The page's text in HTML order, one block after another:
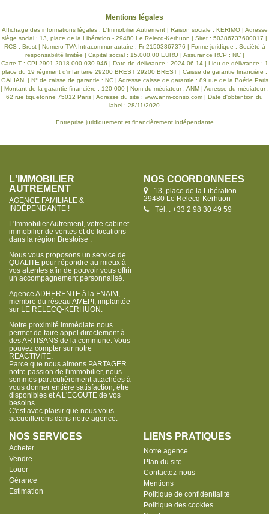
Mentions légales
Affichage des informations légales : L'Immobilier Autrement | Raison sociale : KERIMO | Adresse
siège social : 13, place de la Libération - 29480 Le Relecq-Kerhuon | Siret : 50386737600017 |
RCS : Brest | Numero TVA Intracommunautaire : Fr 21503867376 | Forme juridique : Société à
responsabilité limitée | Capital social : 15.000,00 EURO | Assurance RCP : NC |
Carte T : CPI 2901 2018 000 030 946 | Date de délivrance : 2024-06-14 | Lieu de délivrance : 1
place du 19 régiment d'infanterie 29200 BREST 29200 BREST | Caisse de garantie financière :
GALIAN. | N° de caisse de garantie : NC | Adresse caisse de garantie : 89 rue de la Boétie Paris
| Montant de la garantie financière : 120 000 | Nom du médiateur : ANM | Adresse du médiateur :
62 rue tiquetonne 75012 Paris | Adresse du site : www.anm-conso.com | Date d'obtention du
label : 28/11/2020
Entreprise juridiquement et financièrement indépendante
L'IMMOBILIER
AUTREMENT
AGENCE FAMILIALE &
INDÉPENDANTE !
L'Immobilier Autrement, votre cabinet
immobilier de ventes et de locations
dans la région Brestoise .
Nous vous proposons un service de
QUALITE pour répondre au mieux à
vos attentes afin de pouvoir vous offrir
un accompagnement personnalisé.
Agence ADHERENTE à la FNAIM,
membre du réseau AMEPI, implantée
sur LE RELECQ-KERHUON.
Notre proximité immédiate nous
permet de faire appel directement à
des ARTISANS de la commune. Vous
pouvez compter sur notre
REACTIVITE.
Parce que nous aimons PARTAGER
notre passion de l'immobilier, nous
sommes particulièrement attachées à
vous donner entière satisfaction, être
disponibles et A L'ECOUTE de vos
besoins.
C'est avec plaisir que nous vous
accueillerons dans notre agence.
NOS COORDONNÉES
13, place de la Libération
29480 Le Relecq-Kerhuon
Tél. : +33 2 98 30 49 59
NOS SERVICES
Acheter
Vendre
Louer
Gérance
Estimation
LIENS PRATIQUES
Notre agence
Plan du site
Contactez-nous
Mentions
Politique de confidentialité
Politique des cookies